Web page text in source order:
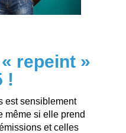
repeint »
!
est sensiblement
même si elle prend
et celles